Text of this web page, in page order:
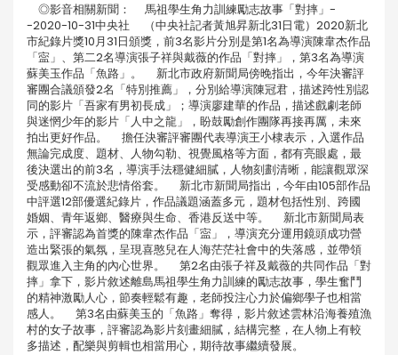
◎影音相關新聞： 馬祖學生角力訓練勵志故事「對摔」-
-2020-10-31中央社 （中央社記者黃旭昇新北31日電）2020新北
市紀錄片獎10月31日頒獎，前3名影片分別是第1名為導演陳韋杰作品
「寍」、第二2名導演張子祥與戴薇的作品「對摔」，第3名為導演
蘇美玉作品「魚路」。 新北市政府新聞局傍晚指出，今年決審評
審團合議頒發2名「特別推薦」，分別給導演陳冠君，描述跨性別認
同的影片「吾家有男初長成」；導演廖建華的作品，描述戲劇老師
與迷惘少年的影片「人中之龍」，盼鼓勵創作團隊再接再厲，未來
拍出更好作品。 擔任決審評審團代表導演王小棣表示，入選作品
無論完成度、題材、人物勾勒、視覺風格等方面，都有亮眼處，最
後決選出的前3名，導演手法穩健細膩，人物刻劃清晰，能讓觀眾深
受感動卻不流於悲情俗套。 新北市新聞局指出，今年由105部作品
中評選12部優選紀錄片，作品議題涵蓋多元，題材包括性別、跨國
婚姻、青年返鄉、醫療與生命、香港反送中等。 新北市新聞局表
示，評審認為首獎的陳韋杰作品「寍」，導演充分運用鏡頭成功營
造出緊張的氣氛，呈現喜憨兒在人海茫茫社會中的失落感，並帶領
觀眾進入主角的內心世界。 第2名由張子祥及戴薇的共同作品「對
摔」拿下，影片敘述離島馬祖學生角力訓練的勵志故事，學生奮鬥
的精神激勵人心，節奏輕鬆有趣，老師投注心力於偏鄉學子也相當
感人。 第3名由蘇美玉的「魚路」奪得，影片敘述雲林沿海養殖漁
村的女子故事，評審認為影片刻畫細膩，結構完整，在人物上有較
多描述，配樂與剪輯也相當用心，期待故事繼續發展。